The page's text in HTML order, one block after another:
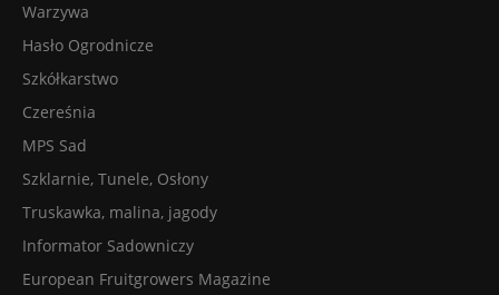
Warzywa
Hasło Ogrodnicze
Szkółkarstwo
Czereśnia
MPS Sad
Szklarnie, Tunele, Osłony
Truskawka, malina, jagody
Informator Sadowniczy
European Fruitgrowers Magazine